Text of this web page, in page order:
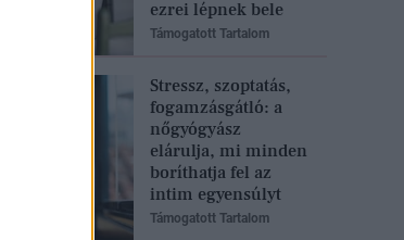
ezrei lépnek bele
Támogatott Tartalom
Stressz, szoptatás,
fogamzásgátló: a
nőgyógyász
elárulja, mi minden
boríthatja fel az
intim egyensúlyt
Támogatott Tartalom